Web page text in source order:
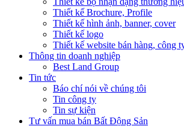
Thiết kế Brochure, Profile
Thiết kế hình ảnh, banner, cover
Thiết kế logo
Thiết kế website bán hàng, công
Thông tin doanh nghiệp
Best Land Group
Tin tức
Báo chí nói về chúng tôi
Tin công ty
Tin sự kiện
Tư vấn mua bán Bất Động Sản